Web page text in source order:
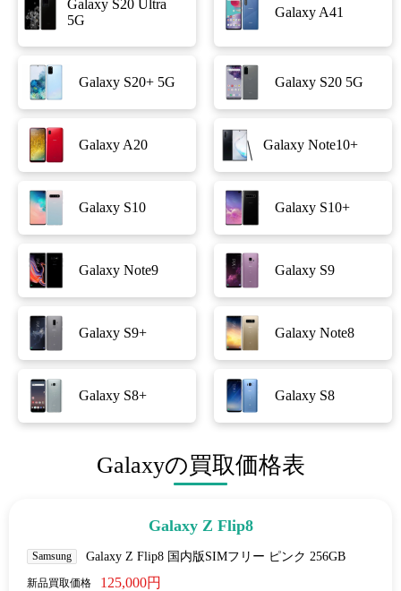
Galaxy S20 Ultra
5G
Galaxy A41
Galaxy S20+ 5G Galaxy S20 5G
Galaxy A20 Galaxy Note10+
Galaxy S10 Galaxy S10+
Galaxy Note9 Galaxy S9
Galaxy S9+ Galaxy Note8
Galaxy S8+ Galaxy S8
Galaxyの買取価格表
Galaxy Z Flip8
Samsung Galaxy Z Flip8 国内版SIMフリー ピンク 256GB
新品買取価格 125,000円